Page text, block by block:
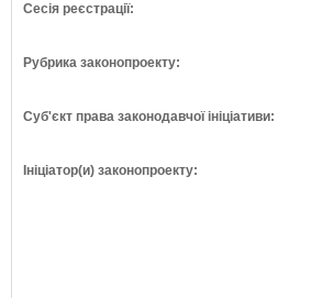
Сесія реєстрації:
Рубрика законопроекту:
Суб'єкт права законодавчої ініціативи:
Ініціатор(и) законопроекту: